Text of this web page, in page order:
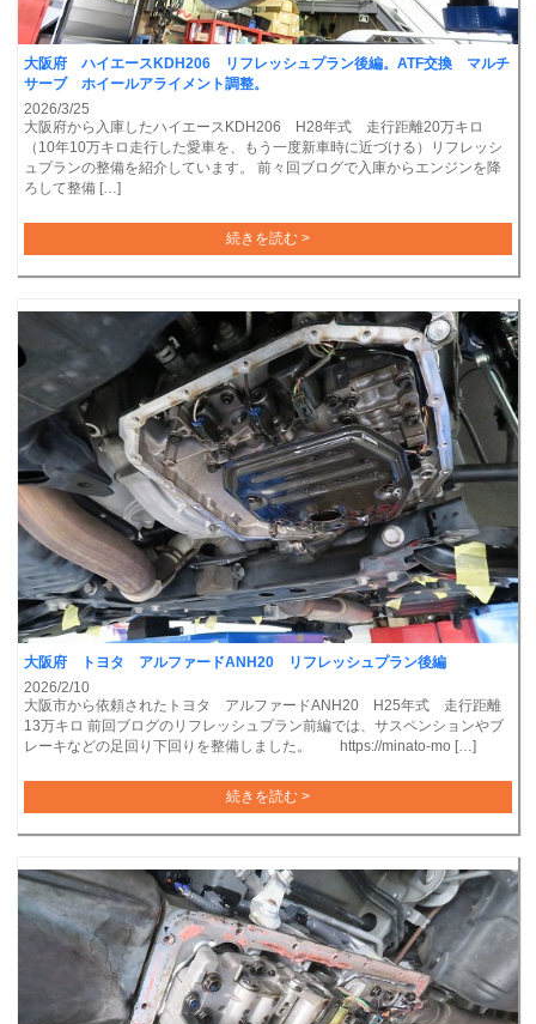
大阪府 ハイエースKDH206 リフレッシュプラン後編。ATF交換 マルチ
サーブ ホイールアライメント調整。
2026/3/25
大阪府から入庫したハイエースKDH206 H28年式 走行距離20万キロ
（10年10万キロ走行した愛車を、もう一度新車時に近づける）リフレッシ
ュプランの整備を紹介しています。 前々回ブログで入庫からエンジンを降
ろして整備 […]
続きを読む >
大阪府 トヨタ アルファードANH20 リフレッシュプラン後編
2026/2/10
大阪市から依頼されたトヨタ アルファードANH20 H25年式 走行距離
13万キロ 前回ブログのリフレッシュプラン前編では、サスペンションやブ
レーキなどの足回り下回りを整備しました。 https://minato-mo […]
続きを読む >